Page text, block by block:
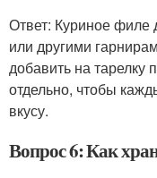
Ответ: Куриное
или другими
добавить на тарелку
отдельно, чтобы
вкусу.
Вопрос 6: Как